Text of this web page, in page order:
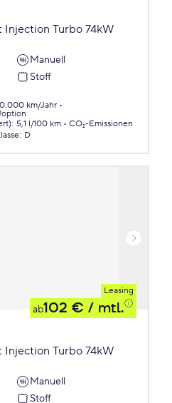
Injection Turbo 74kW
Manuell
Stoff
km/Jahr
: 5,1 l/100 km
CO₂-Emissionen
: D
Leasing
ab102 € / mtl.
Injection Turbo 74kW
Manuell
Stoff